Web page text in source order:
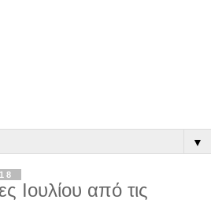
▼
Ιουλίου από τις